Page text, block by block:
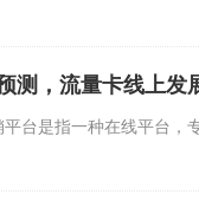
测，流量卡线上发
台是指一种在线平台